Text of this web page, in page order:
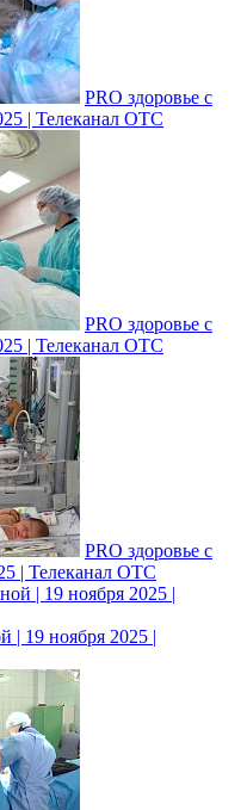
PRO здоровье с
| Телеканал ОТС
PRO здоровье с
| Телеканал ОТС
PRO здоровье с
| Телеканал ОТС
| 19 ноября 2025 |